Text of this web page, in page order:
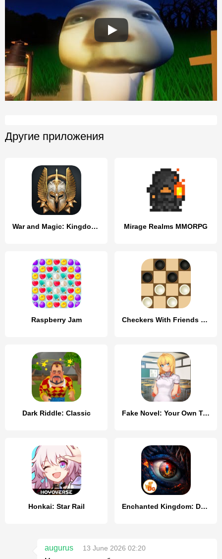
Другие приложения
War and Magic: Kingdom Reborn Mirage Realms MMORPG
Raspberry Jam Checkers With Friends Game
Dark Riddle: Classic Fake Novel: Your Own Tsundere
Honkai: Star Rail Enchanted Kingdom: Darkness
augurus
13 June 2026 02:20